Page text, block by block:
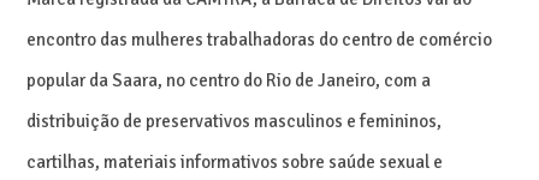
encontro das mulheres trabalhadoras do centro de comércio
popular da Saara, no centro do Rio de Janeiro, com a
distribuição de preservativos masculinos e femininos,
cartilhas, materiais informativos sobre saúde sexual e